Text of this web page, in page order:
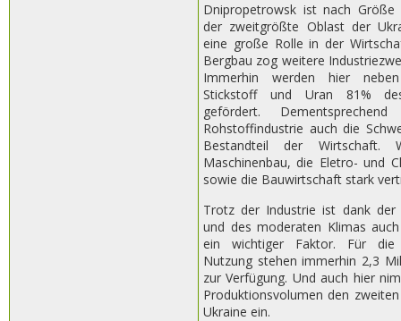
Dnipropetrowsk ist nach Größe
der zweitgrößte Oblast der
eine große Rolle in der
Bergbau zog weitere
Immerhin werden hier
Stickstoff und Uran 81%
gefördert.
Rohstoffindustrie auch die
Bestandteil der Wirtschaft.
Maschinenbau, die Eletro- und
sowie die Bauwirtschaft stark
Trotz der Industrie ist dank der
und des moderaten Klimas
ein wichtiger Faktor. Für die
Nutzung stehen immerhin 2,3
zur Verfügung. Und auch hier
Produktionsvolumen den
Ukraine ein.